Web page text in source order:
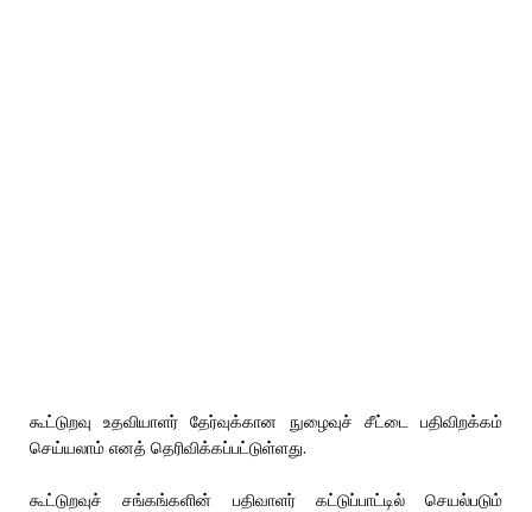
கூட்டுறவு உதவியாளர்‌ தேர்வுக்கான நுழைவுச் சீட்டை பதிவிறக்கம்‌
செய்யலாம்‌ எனத் தெரிவிக்கப்பட்டுள்ளது.
கூட்டுறவுச்‌ சங்கங்களின்‌ பதிவாளர்‌ கட்டுப்பாட்டில்‌ செயல்படும்